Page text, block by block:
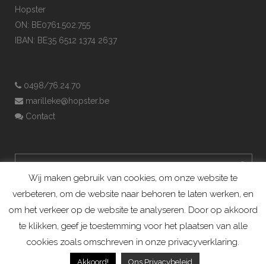
Hopster
ON: BE0761.502.755
IBAN: BE35 6512 1374 2637
0498/76.24.70
marilleke@hopster.be
Contact
Konijnenadviesbureau Hopster ©2019
Wij maken gebruik van cookies, om onze website te
verbeteren, om de website naar behoren te laten werken, en
om het verkeer op de website te analyseren. Door op akkoord
te klikken, geef je toestemming voor het plaatsen van alle
cookies zoals omschreven in onze privacyverklaring.
Akkoord! Ons Privacybeleid